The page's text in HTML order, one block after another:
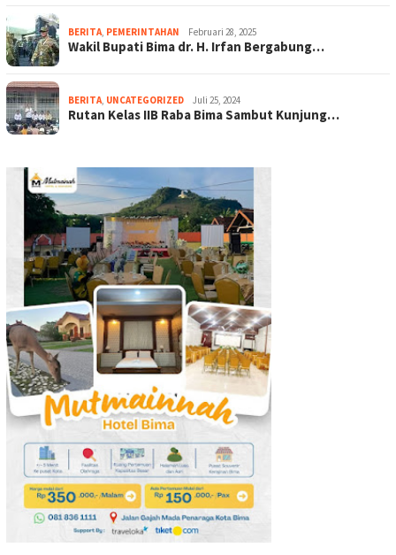
BERITA, PEMERINTAHAN Februari 28, 2025
Wakil Bupati Bima dr. H. Irfan Bergabung…
BERITA, UNCATEGORIZED Juli 25, 2024
Rutan Kelas IIB Raba Bima Sambut Kunjung…